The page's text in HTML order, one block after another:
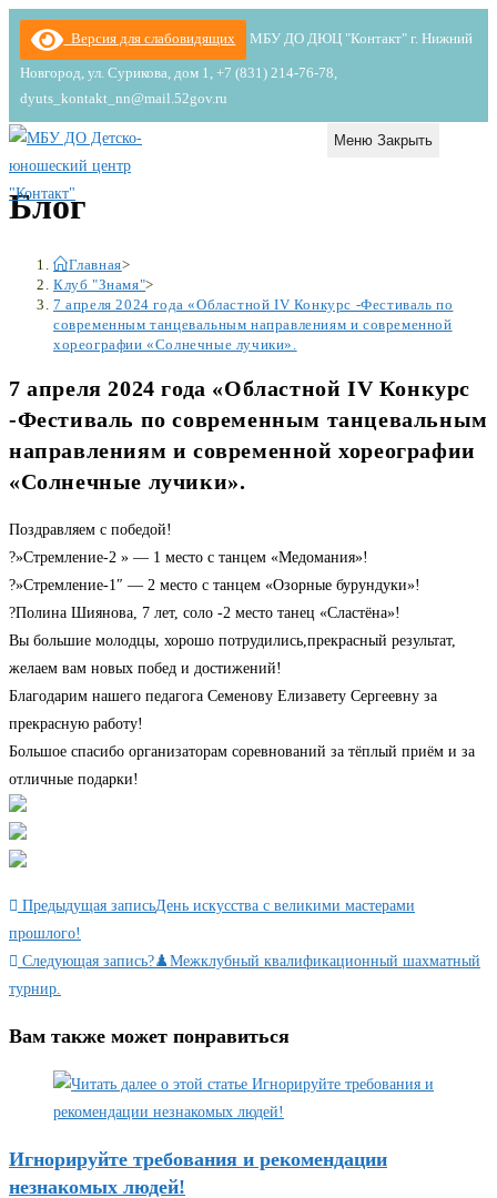
Перейти
содержимому
Версия для слабовидящих МБУ ДО ДЮЦ "Контакт" г. Нижний
Новгород, ул. Сурикова, дом 1, +7 (831) 214-76-78,
dyuts_kontakt_nn@mail.52gov.ru
Меню Закрыть
Блог
Главная>
Клуб "Знамя">
7 апреля 2024 года «Областной IV Конкурс -Фестиваль по
современным танцевальным направлениям и современной
хореографии «Солнечные лучики».
7 апреля 2024 года «Областной IV Конкурс
-Фестиваль по современным танцевальным
направлениям и современной хореографии
«Солнечные лучики».
Поздравляем с победой!
?»Стремление-2 » — 1 место с танцем «Медомания»!
?»Стремление-1″ — 2 место с танцем «Озорные бурундуки»!
?Полина Шиянова, 7 лет, соло -2 место танец «Сластёна»!
Вы большие молодцы, хорошо потрудились,прекрасный результат,
желаем вам новых побед и достижений!
Благодарим нашего педагога Семенову Елизавету Сергеевну за
прекрасную работу!
Большое спасибо организаторам соревнований за тёплый приём и за
отличные подарки!
Читать
далее
статьи
Предыдущая записьДень искусства с великими мастерами
прошлого!
Следующая запись?♟️Межклубный квалификационный шахматный
турнир.
Вам также может понравиться
Игнорируйте требования и рекомендации
незнакомых людей!